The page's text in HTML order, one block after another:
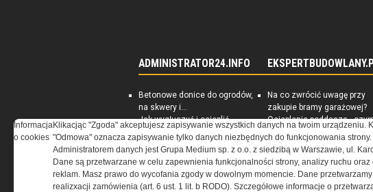
ADMINISTRATOR24.INFO
Betonowe donice do ogrodów,
na skwery i...
Jak wygłuszyć i ocieplić
piwnicę
Rynek nieruchomości
Darmowe ebooki dla
zarządców nieruchomości
Na co zwrócić uwagę przy
zakupie bramy garażowej?
Ocieplenie poddasza -
jest skuteczna izolacja?
PORADNIK: Sposoby na
energooszczędny i zdrowy
Informacja
o cookies
Klikacjąc "Zgoda" akceptujesz zapisywanie wszystkich danych na twoim urządzeniu.
"Odmowa" oznacza zapisywanie tylko danych niezbędnych do funkcjonowania strony.
Administratorem danych jest Grupa Medium sp. z o.o. z siedzibą w Warszawie, ul.
Dane są przetwarzane w celu zapewnienia funkcjonalności strony, analizy ruchu
reklam. Masz prawo do wycofania zgody w dowolnym momencie. Dane
realizxacji zamówienia (art. 6 ust. 1 lit. b RODO). Szczegółowe informacje o